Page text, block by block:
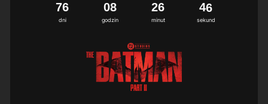
dni
76
godzin
08
minut
26
sekund
45
6